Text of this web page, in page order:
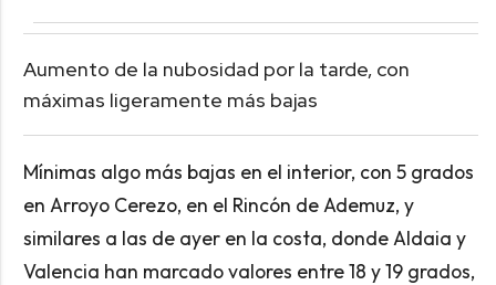
Aumento de la nubosidad por la tarde, con
máximas ligeramente más bajas
Mínimas algo más bajas en el interior, con 5 grados
en Arroyo Cerezo, en el Rincón de Ademuz, y
similares a las de ayer en la costa, donde Aldaia y
Valencia han marcado valores entre 18 y 19 grados,